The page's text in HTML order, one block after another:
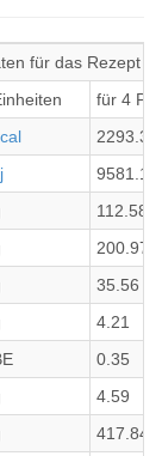
für das Rezept
für 4
2293.3
9581.1
112.58
200.97
35.56
4.21
0.35
4.59
417.84